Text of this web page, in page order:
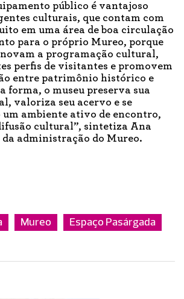
público é vantajoso
culturais, que contam com
em uma área de boa circulação
para o próprio Mureo, porque
a programação cultural,
perfis de visitantes e promovem
entre patrimônio histórico e
forma, o museu preserva sua
valoriza seu acervo e se
um ambiente ativo de encontro,
cultural”, sintetiza Ana
administração do Mureo.
Mureo Espaço Pasárgada